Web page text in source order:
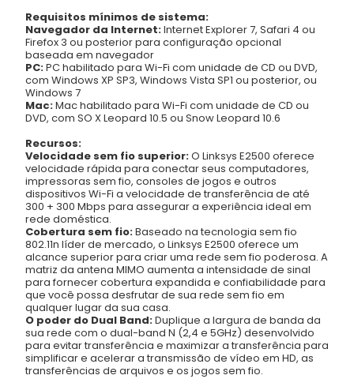
Requisitos mínimos de sistema:
Navegador da Internet:Internet Explorer 7, Safari 4 ou
Firefox 3 ou posterior para configuração opcional
baseada em navegador
PC:PC habilitado para Wi-Fi com unidade de CD ou DVD,
com Windows XP SP3, Windows Vista SP1 ou posterior, ou
Windows 7
Mac:Mac habilitado para Wi-Fi com unidade de CD ou
DVD, com SO X Leopard 10.5 ou Snow Leopard 10.6
Recursos:
Velocidade sem fio superior:O Linksys E2500 oferece
velocidade rápida para conectar seus computadores,
impressoras sem fio, consoles de jogos e outros
dispositivos Wi-Fi a velocidade de transferência de até
300 + 300 Mbps para assegurar a experiência ideal em
rede doméstica.
Cobertura sem fio:Baseado na tecnologia sem fio
802.11n líder de mercado, o Linksys E2500 oferece um
alcance superior para criar uma rede sem fio poderosa. A
matriz da antena MIMO aumenta a intensidade de sinal
para fornecer cobertura expandida e confiabilidade para
que você possa desfrutar de sua rede sem fio em
qualquer lugar da sua casa.
O poder do Dual Band:Duplique a largura de banda da
sua rede com o dual-band N (2,4 e 5GHz) desenvolvido
para evitar transferência e maximizar a transferência para
simplificar e acelerar a transmissão de vídeo em HD, as
transferências de arquivos e os jogos sem fio.